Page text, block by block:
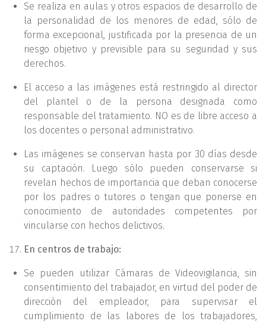
Se realiza en aulas y otros espacios de desarrollo de
la personalidad de los menores de edad, sólo de
forma excepcional, justificada por la presencia de un
riesgo objetivo y previsible para su seguridad y sus
derechos.
El acceso a las imágenes está restringido al director
del plantel o de la persona designada como
responsable del tratamiento. NO es de libre acceso a
los docentes o personal administrativo.
Las imágenes se conservan hasta por 30 días desde
su captación. Luego sólo pueden conservarse si
revelan hechos de importancia que deban conocerse
por los padres o tutores o tengan que ponerse en
conocimiento de autoridades competentes por
vincularse con hechos delictivos.
En centros de trabajo:
Se pueden utilizar Cámaras de Videovigilancia, sin
consentimiento del trabajador, en virtud del poder de
dirección del empleador, para supervisar el
cumplimiento de las labores de los trabajadores,